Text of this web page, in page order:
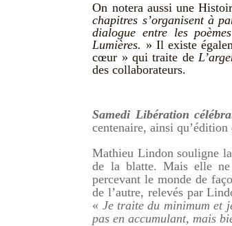
On notera aussi une
chapitres s’organisent à
dialogue entre les
Lumières. » Il existe
cœur » qui traite de
des collaborateurs.
Samedi Libération
centenaire, ainsi qu’édition
Mathieu Lindon souligne
de la blatte. Mais elle ne
percevant le monde de
de l’autre, relevés par
« Je traite du minimum et
pas en accumulant, mais